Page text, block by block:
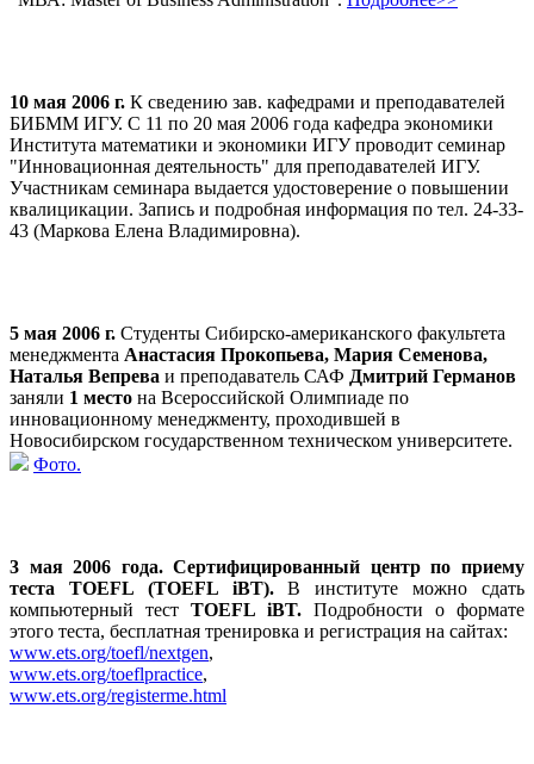
10 мая 2006 г. К сведению зав. кафедрами и преподавателей
БИБММ ИГУ. С 11 по 20 мая 2006 года кафедра экономики
Института математики и экономики ИГУ проводит семинар
"Инновационная деятельность" для преподавателей ИГУ.
Участникам семинара выдается удостоверение о повышении
квалицикации. Запись и подробная информация по тел. 24-33-
43 (Маркова Елена Владимировна).
5 мая 2006 г. Студенты Сибирско-американского факультета
менеджмента Анастасия Прокопьева, Мария Семенова,
Наталья Вепрева и преподаватель САФ Дмитрий Германов
заняли 1 место на Всероссийской Олимпиаде по
инновационному менеджменту, проходившей в
Новосибирском государственном техническом университете.
Фото.
3 мая 2006 года.Сертифицированный центр по приему
теста TOEFL
(TOEFL iBT).В институте можно сдать
компьютерный тест TOEFL iBT. Подробности о формате
этого теста, бесплатная тренировка и регистрация на сайтах:
www.ets.org/toefl/nextgen,
www.ets.org/toeflpractice,
www.ets.org/registerme.html